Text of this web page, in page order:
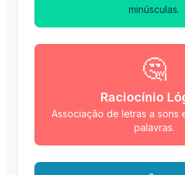
minúsculas.
🤔
Raciocínio
Associação de letras a sons
palavras.